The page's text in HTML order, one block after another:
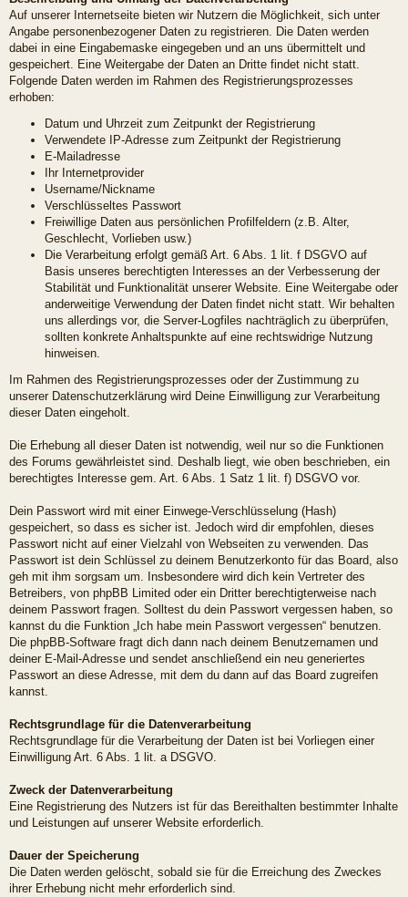
Auf unserer Internetseite bieten wir Nutzern die Möglichkeit, sich unter
Angabe personenbezogener Daten zu registrieren. Die Daten werden
dabei in eine Eingabemaske eingegeben und an uns übermittelt und
gespeichert. Eine Weitergabe der Daten an Dritte findet nicht statt.
Folgende Daten werden im Rahmen des Registrierungsprozesses
erhoben:
Datum und Uhrzeit zum Zeitpunkt der Registrierung
Verwendete IP-Adresse zum Zeitpunkt der Registrierung
E-Mailadresse
Ihr Internetprovider
Username/Nickname
Verschlüsseltes Passwort
Freiwillige Daten aus persönlichen Profilfeldern (z.B. Alter,
Geschlecht, Vorlieben usw.)
Die Verarbeitung erfolgt gemäß Art. 6 Abs. 1 lit. f DSGVO auf
Basis unseres berechtigten Interesses an der Verbesserung der
Stabilität und Funktionalität unserer Website. Eine Weitergabe oder
anderweitige Verwendung der Daten findet nicht statt. Wir behalten
uns allerdings vor, die Server-Logfiles nachträglich zu überprüfen,
sollten konkrete Anhaltspunkte auf eine rechtswidrige Nutzung
hinweisen.
Im Rahmen des Registrierungsprozesses oder der Zustimmung zu
unserer Datenschutzerklärung wird Deine Einwilligung zur Verarbeitung
dieser Daten eingeholt.
Die Erhebung all dieser Daten ist notwendig, weil nur so die Funktionen
des Forums gewährleistet sind. Deshalb liegt, wie oben beschrieben, ein
berechtigtes Interesse gem. Art. 6 Abs. 1 Satz 1 lit. f) DSGVO vor.
Dein Passwort wird mit einer Einwege-Verschlüsselung (Hash)
gespeichert, so dass es sicher ist. Jedoch wird dir empfohlen, dieses
Passwort nicht auf einer Vielzahl von Webseiten zu verwenden. Das
Passwort ist dein Schlüssel zu deinem Benutzerkonto für das Board, also
geh mit ihm sorgsam um. Insbesondere wird dich kein Vertreter des
Betreibers, von phpBB Limited oder ein Dritter berechtigterweise nach
deinem Passwort fragen. Solltest du dein Passwort vergessen haben, so
kannst du die Funktion „Ich habe mein Passwort vergessen“ benutzen.
Die phpBB-Software fragt dich dann nach deinem Benutzernamen und
deiner E-Mail-Adresse und sendet anschließend ein neu generiertes
Passwort an diese Adresse, mit dem du dann auf das Board zugreifen
kannst.
Rechtsgrundlage für die Datenverarbeitung
Rechtsgrundlage für die Verarbeitung der Daten ist bei Vorliegen einer
Einwilligung Art. 6 Abs. 1 lit. a DSGVO.
Zweck der Datenverarbeitung
Eine Registrierung des Nutzers ist für das Bereithalten bestimmter Inhalte
und Leistungen auf unserer Website erforderlich.
Dauer der Speicherung
Die Daten werden gelöscht, sobald sie für die Erreichung des Zweckes
ihrer Erhebung nicht mehr erforderlich sind.